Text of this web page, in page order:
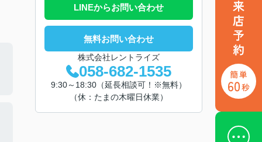
LINEからお問い合わせ
無料お問い合わせ
株式会社レントライズ
058-682-1535
9:30～18:30（延長相談可！※無料）
（休：たまの木曜日休業）